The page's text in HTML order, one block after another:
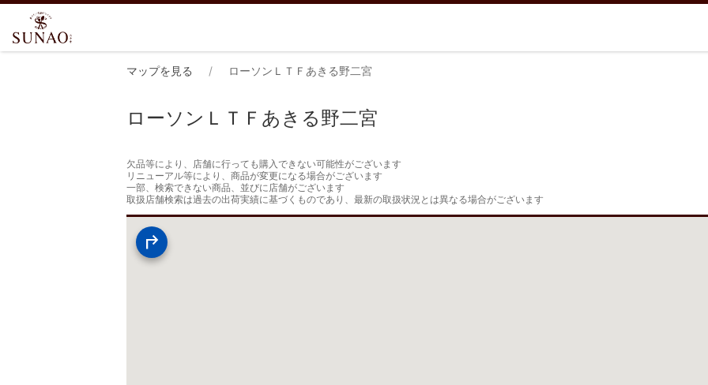
マップを見る ローソンＬＴＦあきる野二宮
ローソンＬＴＦあきる野二宮
欠品等により、店舗に行っても購入できない可能性がございます
リニューアル等により、商品が変更になる場合がございます
一部、検索できない商品、並びに店舗がございます
取扱店舗検索は過去の出荷実績に基づくものであり、最新の取扱状況とは異なる場合がございます